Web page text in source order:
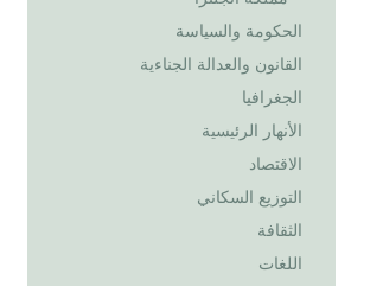
الحكومة والسياسة
القانون والعدالة الجناءية
الجغرافيا
الأنهار الرئيسية
الاقتصاد
التوزيع السكاني
الثقافة
اللغات